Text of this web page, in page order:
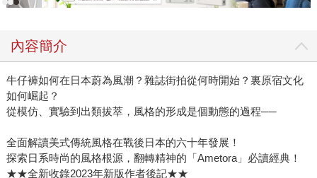
內容簡介
牛仔褲如何在日本蔚為風潮？雜誌街拍從何時開始？裏原宿文化
如何崛起？
從模仿、實驗到出類拔萃，風格的形成是個動態的過程──
全面解讀美式傳統風格在戰後日本的六十年發展！
探索日系時尚的風格根源，翻轉精神的「Ametora」必讀經典！
★★全新收錄2023年新版作者後記★★